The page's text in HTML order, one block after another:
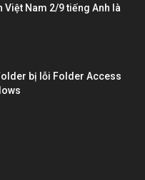
Việt Nam 2/9 tiếng Anh là
bị lỗi Folder Access